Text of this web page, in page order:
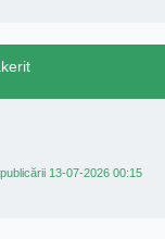
13-07-2026 00:15